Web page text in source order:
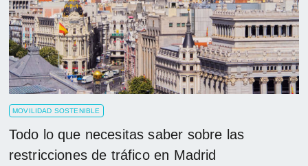
MOVILIDAD SOSTENIBLE
Todo lo que necesitas saber sobre las
restricciones de tráfico en Madrid